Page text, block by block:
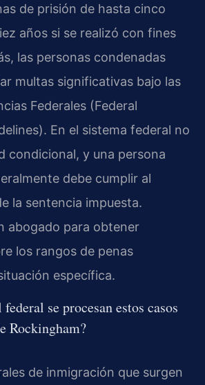
de prisión de hasta cinco
años si se realizó con fines
las personas condenadas
multas significativas bajo las
Federales (Federal
En el sistema federal no
condicional, y una persona
debe cumplir al
la sentencia impuesta.
abogado para obtener
los rangos de penas
específica.
se procesan estos casos
Rockingham?
de inmigración que surgen